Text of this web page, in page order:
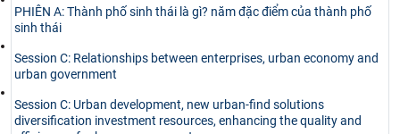
PHIÊN A: Thành phố sinh thái là gì? năm đặc điểm của thành phố
sinh thái
Session C: Relationships between enterprises, urban economy and
urban government
Session C: Urban development, new urban-find solutions
diversification investment resources, enhancing the quality and